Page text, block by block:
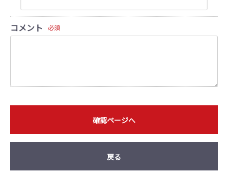
コメント 必須
確認ページへ
戻る